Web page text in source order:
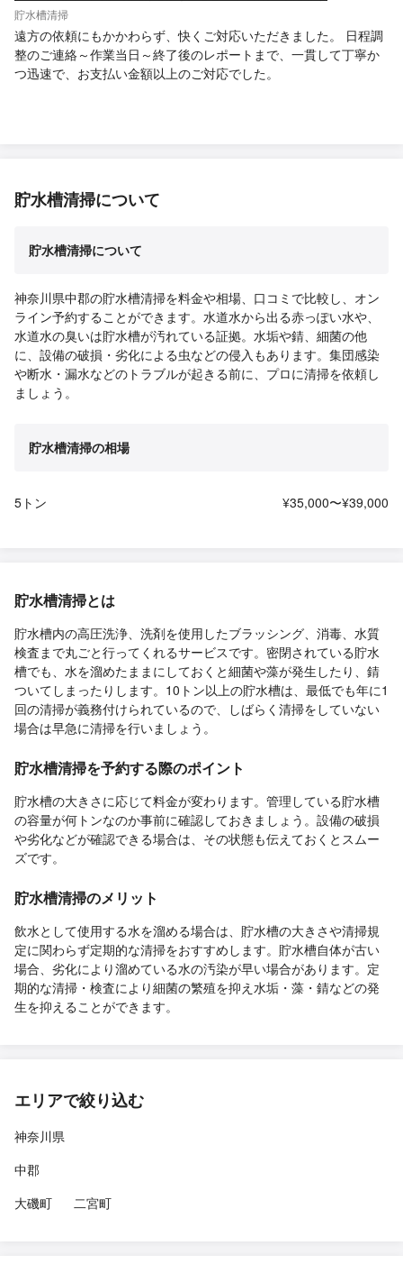
貯水槽清掃
遠方の依頼にもかかわらず、快くご対応いただきました。 日程調
整のご連絡～作業当日～終了後のレポートまで、一貫して丁寧か
つ迅速で、お支払い金額以上のご対応でした。
貯水槽清掃について
貯水槽清掃について
神奈川県中郡の貯水槽清掃を料金や相場、口コミで比較し、オン
ライン予約することができます。水道水から出る赤っぽい水や、
水道水の臭いは貯水槽が汚れている証拠。水垢や錆、細菌の他
に、設備の破損・劣化による虫などの侵入もあります。集団感染
や断水・漏水などのトラブルが起きる前に、プロに清掃を依頼し
ましょう。
貯水槽清掃の相場
5トン ¥35,000〜¥39,000
貯水槽清掃とは
貯水槽内の高圧洗浄、洗剤を使用したブラッシング、消毒、水質
検査まで丸ごと行ってくれるサービスです。密閉されている貯水
槽でも、水を溜めたままにしておくと細菌や藻が発生したり、錆
ついてしまったりします。10トン以上の貯水槽は、最低でも年に1
回の清掃が義務付けられているので、しばらく清掃をしていない
場合は早急に清掃を行いましょう。
貯水槽清掃を予約する際のポイント
貯水槽の大きさに応じて料金が変わります。管理している貯水槽
の容量が何トンなのか事前に確認しておきましょう。設備の破損
や劣化などが確認できる場合は、その状態も伝えておくとスムー
ズです。
貯水槽清掃のメリット
飲水として使用する水を溜める場合は、貯水槽の大きさや清掃規
定に関わらず定期的な清掃をおすすめします。貯水槽自体が古い
場合、劣化により溜めている水の汚染が早い場合があります。定
期的な清掃・検査により細菌の繁殖を抑え水垢・藻・錆などの発
生を抑えることができます。
エリアで絞り込む
神奈川県
中郡
大磯町
二宮町